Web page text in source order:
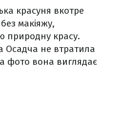
красуня вкотре
макіяжу,
природну красу.
Осадча не втратила
фото вона виглядає